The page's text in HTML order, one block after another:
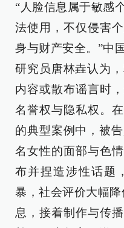
“人脸信息属于敏感
法使用，不仅侵害
身与财产安全。”中
研究员唐林垚认为
内容或散布谣言时
名誉权与隐私权。
的典型案例中，被
名女性的面部与色
布并捏造涉性话题
暴，社会评价大幅
息，接着制作与传